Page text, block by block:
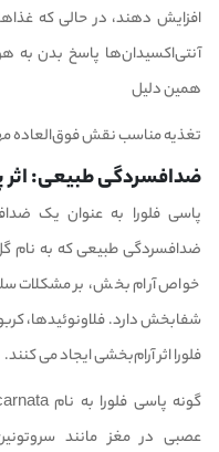
آنتی‌اکسیدان‌ها پاسخ بدن
همین دلیل
تغذیه مناسب نقش فوق‌العاده
ضدافسردگی طبیعی: اثر
پاسی فلورا به عنوان یک
ضدافسردگی طبیعی که به نام
خواص آرام بخش، بر مشکلات
شفابخش دارد. فلاونوئیدها،
فلورا اثر آرام‌بخشی ایجاد می کنند.
عصبی در مغز مانند